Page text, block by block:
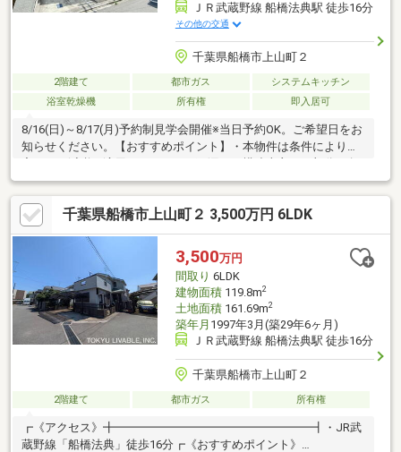
ＪＲ武蔵野線 船橋法典駅 徒歩16分
その他の交通
千葉県船橋市上山町２
2階建て 都市ガス
システムキッチン
浴室乾燥機
所有権 即入居可
8/16(日)～8/17(月)予約制見学会開催※当日予約OK。ご希望日をお
知らせください。【おすすめポイント】・本物件は条件により住
陥や・腐食、給排水管の故障や漏水についてお引渡しより２年間
保証・シロアリ防除工事施工後5年間保証・お客様に合わせたロー
ンの組み方や金融機関をご提案。住宅ローンが初めての方でもお
気軽にご相談ください
千葉県船橋市上山町２ 3,500万円 6LDK
3,500万円
間取り 6LDK
建物面積119.8m2
土地面積161.69m2
築年月 1997年3月(築29年6ヶ月)
ＪＲ武蔵野線 船橋法典駅 徒歩16分
千葉県船橋市上山町２
2階建て 都市ガス 所有権
┏《アクセス》╋━━━━━━━━━━━━━━━━━┫・JR武
蔵野線「船橋法典」徒歩16分┏《おすすめポイント》